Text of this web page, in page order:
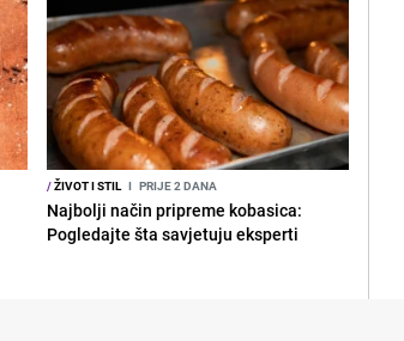
/ŽIVOT I STIL I PRIJE 2 DANA
Najbolji način pripreme kobasica:
Pogledajte šta savjetuju eksperti